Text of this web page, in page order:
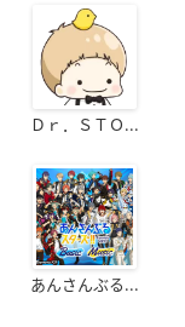
Ｄｒ．ＳＴＯ...
あんさんぶる...